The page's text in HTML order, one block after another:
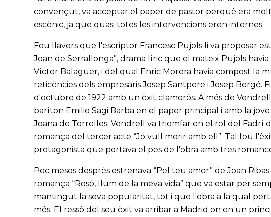
convençut, va acceptar el paper de pastor perquè era
escènic, ja que quasi totes les intervencions eren internes.
Fou llavors que l'escriptor Francesc Pujols li va proposar
Joan de Serrallonga”, drama líric que el mateix Pujols
Víctor Balaguer, i del qual Enric Morera havia compost la
reticències dels empresaris Josep Santpere i Josep Bergé.
d'octubre de 1922 amb un èxit clamorós. A més de
baríton Emilio Sagi Barba en el paper principal i amb la
Joana de Torrelles. Vendrell va triomfar en el rol del Fadrí
romança del tercer acte “Jo vull morir amb ell”. Tal fou
protagonista que portava el pes de l'obra amb tres
Poc mesos després estrenava “Pel teu amor” de Joan
romança “Rosó, llum de la meva vida” que va estar per
mantingut la seva popularitat, tot i que l'obra a la qual
més. El ressò del seu èxit va arribar a Madrid on en un